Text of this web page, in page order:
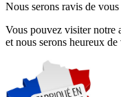
Nous serons ravis de
Vous pouvez visiter notre
et nous serons heureux